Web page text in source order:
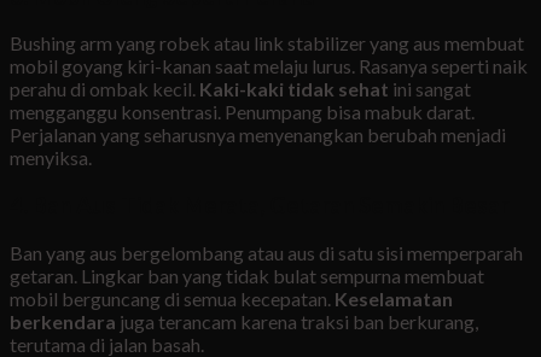
Bushing arm yang robek atau link stabilizer yang aus membuat
mobil goyang kiri-kanan saat melaju lurus. Rasanya seperti naik
perahu di ombak kecil. Kaki-kaki tidak sehat ini sangat
mengganggu konsentrasi. Penumpang bisa mabuk darat.
Perjalanan yang seharusnya menyenangkan berubah menjadi
menyiksa.
Ban yang aus bergelombang atau aus di satu sisi memperparah
getaran. Lingkar ban yang tidak bulat sempurna membuat
mobil berguncang di semua kecepatan. Keselamatan
berkendara juga terancam karena traksi ban berkurang,
terutama di jalan basah.